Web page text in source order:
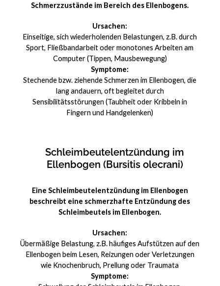
Schmerzzustände im Bereich des Ellenbogens.
Ursachen:
Einseitige, sich wiederholenden Belastungen, z.B. durch
Sport, Fließbandarbeit oder monotones Arbeiten am
Computer (Tippen, Mausbewegung)
Symptome:
Stechende bzw. ziehende Schmerzen im Ellenbogen, die
lang andauern, oft begleitet durch
Sensibilitätsstörungen (Taubheit oder Kribbeln in
Fingern und Handgelenken)
Schleimbeutelentzündung im
Ellenbogen (Bursitis olecrani)
Eine Schleimbeutelentzündung im Ellenbogen
beschreibt eine schmerzhafte Entzündung des
Schleimbeutels im Ellenbogen.
Ursachen:
Übermäßige Belastung, z.B. häufiges Aufstützen auf den
Ellenbogen beim Lesen, Reizungen oder Verletzungen
wie Knochenbruch, Prellung oder Traumata
Symptome: